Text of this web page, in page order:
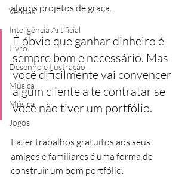
Vendas
Inteligência Artificial
Livro
Desenho e Ilustração
Música
Música
Jogos
alguns projetos de graça.
É óbvio que ganhar dinheiro é
sempre bom e necessário. Mas
você dificilmente vai convencer
algum cliente a te contratar se
você não tiver um portfólio.
Fazer trabalhos gratuitos aos seus
amigos e familiares é uma forma de
construir um bom portfólio.